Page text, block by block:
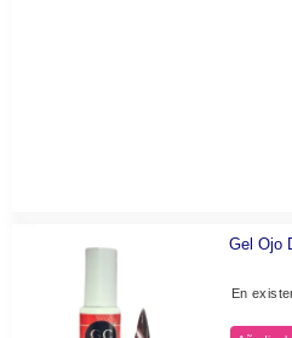
Gel Ojo
En